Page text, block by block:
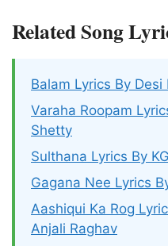
Related Song
Balam Lyrics By
Varaha Roopam
Shetty
Sulthana Lyrics By
Gagana Nee Lyrics
Aashiqui Ka Rog
Anjali Raghav